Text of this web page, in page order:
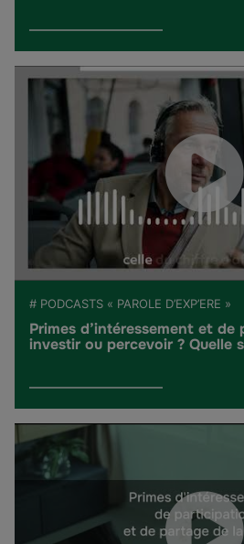
# PODCASTS « PAROLE D’EXP’ERE »
Primes d’intéressement et de
investir ou percevoir ? Quelle